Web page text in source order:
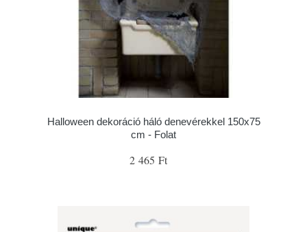
Halloween dekoráció háló denevérekkel 150x75
cm - Folat
2 465 Ft